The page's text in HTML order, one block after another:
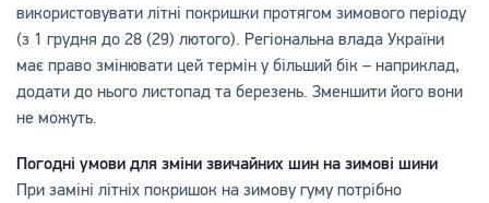
використовувати літні покришки протягом зимового періоду
(з 1 грудня до 28 (29) лютого). Регіональна влада України
має право змінювати цей термін у більший бік – наприклад,
додати до нього листопад та березень. Зменшити його вони
не можуть.
Погодні умови для зміни звичайних шин на зимові шини
При заміні літніх покришок на зимову гуму потрібно